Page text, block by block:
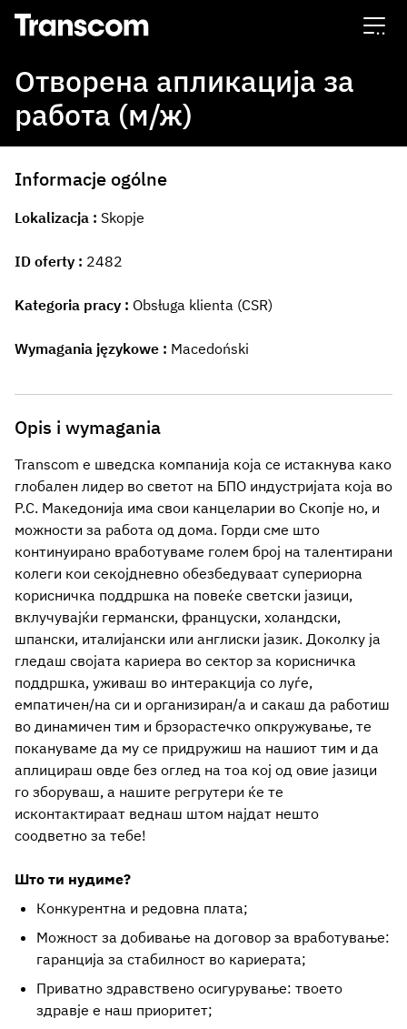
Transcom
Отворена апликација за
работа (м/ж)
Informacje ogólne
Lokalizacja Skopje
ID oferty 2482
Kategoria pracy Obsługa klienta (CSR)
Wymagania językowe Macedoński
Opis i wymagania
Transcom е шведска компанијa која се истакнува како
глобален лидер во светот на БПО индустријата која во
Р.С. Македонија има свои канцеларии во Скопје но, и
можности за работа од дома. Горди сме што
континуирано вработуваме голем број на талентирани
колеги кои секојдневно обезбедуваат супериорна
корисничка поддршка на повеќе светски јазици,
вклучувајќи германски, француски, холандски,
шпански, италијански или англиски јазик. Доколку ја
гледаш својата кариера во сектор за корисничка
поддршка, уживаш во интеракција со луѓе,
емпатичен/на си и организиран/а и сакаш да работиш
во динамичен тим и брзорастечко опкружување, те
покануваме да му се придружиш на нашиот тим и да
аплицираш овде без оглед на тоа кој од овие јазици
го зборуваш, а нашите регрутери ќе те
исконтактираат веднаш штом најдат нешто
соодветно за тебе!
Што ти нудиме?
Конкурентна и редовна плата;
Можност за добивање на договор за вработување:
гаранција за стабилност во кариерата;
Приватно здравствено осигурување: твоето
здравје е наш приоритет;